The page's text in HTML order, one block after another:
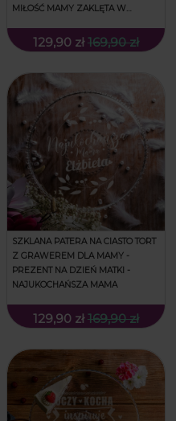
MIŁOŚĆ MAMY ZAKLĘTA W
129,90 zł 169,90 zł
SZKLANA PATERA NA CIASTO TORT
Z GRAWEREM DLA MAMY -
PREZENT NA DZIEŃ MATKI -
NAJUKOCHAŃSZA MAMA
129,90 zł 169,90 zł